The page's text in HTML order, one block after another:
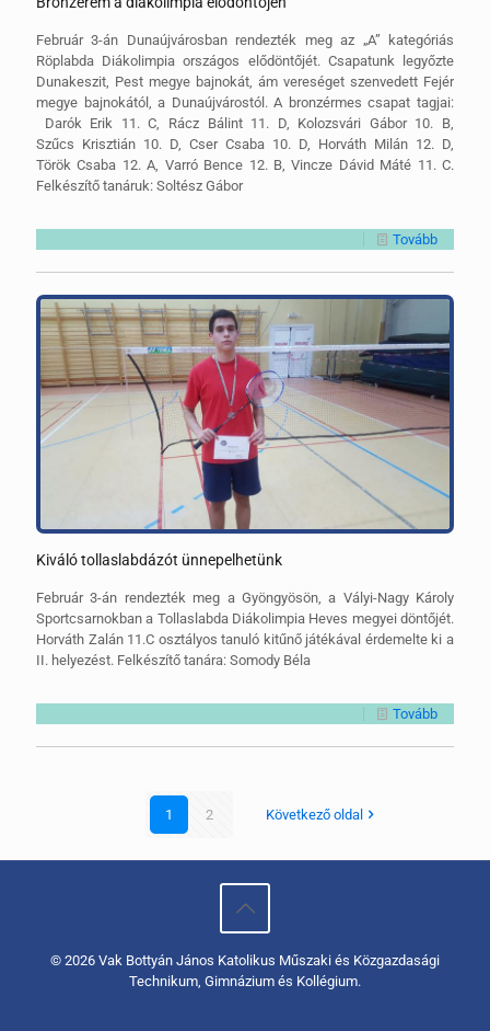
Február 3-án Dunaújvárosban rendezték meg az „A” kategóriás
Röplabda Diákolimpia országos elődöntőjét. Csapatunk legyőzte
Dunakeszit, Pest megye bajnokát, ám vereséget szenvedett Fejér
megye bajnokától, a Dunaújvárostól. A bronzérmes csapat tagjai:
Darók Erik 11. C, Rácz Bálint 11. D, Kolozsvári Gábor 10. B,
Szűcs Krisztián 10. D, Cser Csaba 10. D, Horváth Milán 12. D,
Török Csaba 12. A, Varró Bence 12. B, Vincze Dávid Máté 11. C.
Felkészítő tanáruk: Soltész Gábor
Tovább
Kiváló tollaslabdázót ünnepelhetünk
Február 3-án rendezték meg a Gyöngyösön, a Vályi-Nagy Károly
Sportcsarnokban a Tollaslabda Diákolimpia Heves megyei döntőjét.
Horváth Zalán 11.C osztályos tanuló kitűnő játékával érdemelte ki a
II. helyezést. Felkészítő tanára: Somody Béla
Tovább
1 2 Következő oldal
© 2026 Vak Bottyán János Katolikus Műszaki és Közgazdasági
Technikum, Gimnázium és Kollégium.